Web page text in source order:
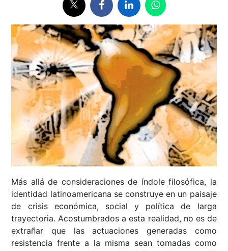
Más allá de consideraciones de índole filosófica, la
identidad latinoamericana se construye en un paisaje
de crisis económica, social y política de larga
trayectoria. Acostumbrados a esta realidad, no es de
extrañar que las actuaciones generadas como
resistencia frente a la misma sean tomadas como